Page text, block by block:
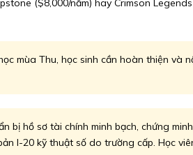
($8,000/năm) hay Crimson Legends
mùa Thu, học sinh cần hoàn thiện và
bị hồ sơ tài chính minh bạch, chứng
I-20 kỹ thuật số do trường cấp. Học